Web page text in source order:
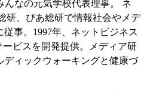
んなの元気学校代表理事。 ネ
研、ぴあ総研で情報社会やメデ
事。1997年、ネットビジネス
ビスを開発提供。メディア研
ディックウォーキングと健康づ